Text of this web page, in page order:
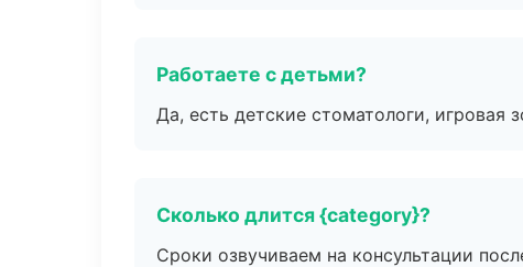
Работаете с детьми?
Да, есть детские стоматологи, игровая
Сколько длится {category}?
Сроки озвучиваем на консультации